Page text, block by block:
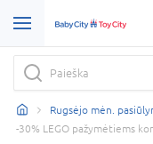
Rugsėjo mėn.
-30% LEGO pažymėtiems